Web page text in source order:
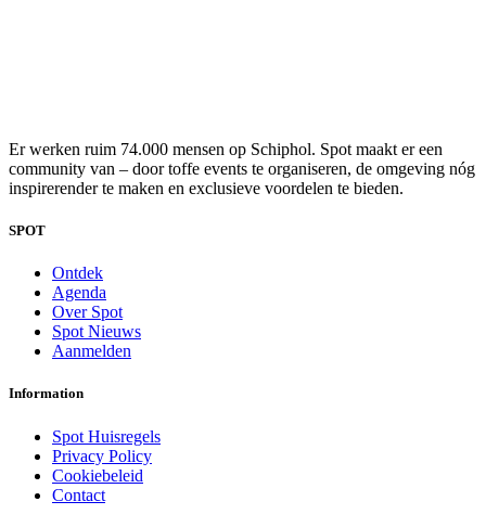
Er werken ruim 74.000 mensen op Schiphol. Spot maakt er een
community van – door toffe events te organiseren, de omgeving nóg
inspirerender te maken en exclusieve voordelen te bieden.
SPOT
Ontdek
Agenda
Over Spot
Spot Nieuws
Aanmelden
Information
Spot Huisregels
Privacy Policy
Cookiebeleid
Contact